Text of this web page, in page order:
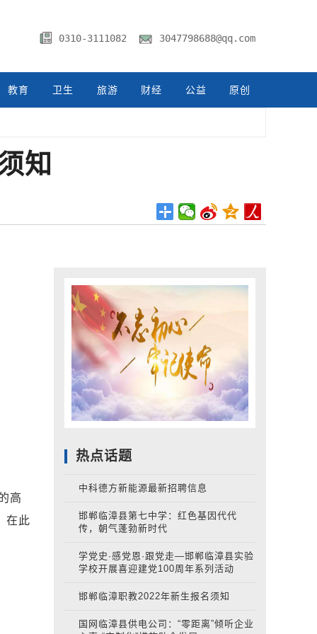
0310-3111082 3047798688@qq.com
教育 卫生 旅游 财经 公益 原创
知
高
在此
热点话题
中科德方新能源最新招聘信息
邯郸临漳县第七中学：红色基因代代
传，朝气蓬勃新时代
学党史·感党恩·跟党走—邯郸临漳县实验
学校开展喜迎建党100周年系列活动
邯郸临漳职教2022年新生报名须知
国网临漳县供电公司：“零距离”倾听企业